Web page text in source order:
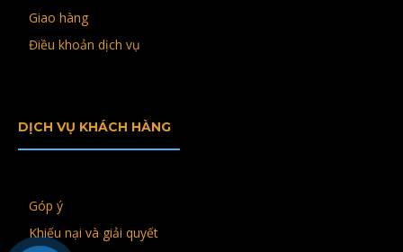
Giao hàng
Điều khoản dịch vụ
DỊCH VỤ KHÁCH HÀNG
Góp ý
Khiếu nại và giải quyết